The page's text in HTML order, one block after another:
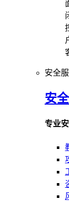
安全
安
专业